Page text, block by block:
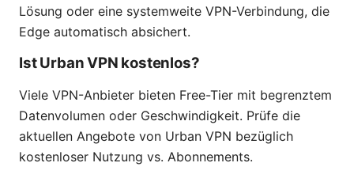
Lösung oder eine systemweite VPN-Verbindung, die
Edge automatisch absichert.
Ist Urban VPN kostenlos?
Viele VPN-Anbieter bieten Free-Tier mit begrenztem
Datenvolumen oder Geschwindigkeit. Prüfe die
aktuellen Angebote von Urban VPN bezüglich
kostenloser Nutzung vs. Abonnements.